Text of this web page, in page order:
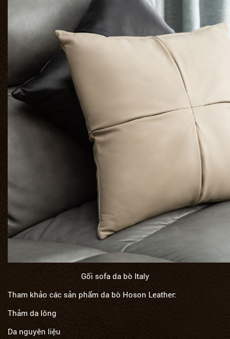
Gối sofa da bò Italy
Tham khảo các sản phẩm da bò Hoson Leather:
Thảm da lông
Da nguyên liệu